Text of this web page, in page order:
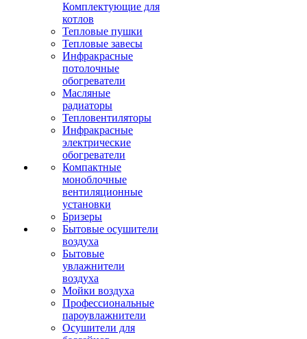
Комплектующие для
котлов
Тепловые пушки
Тепловые завесы
Инфракрасные
потолочные
обогреватели
Масляные
радиаторы
Тепловентиляторы
Инфракрасные
электрические
обогреватели
Компактные
моноблочные
вентиляционные
установки
Бризеры
Бытовые осушители
воздуха
Бытовые
увлажнители
воздуха
Мойки воздуха
Профессиональные
пароувлажнители
Осушители для